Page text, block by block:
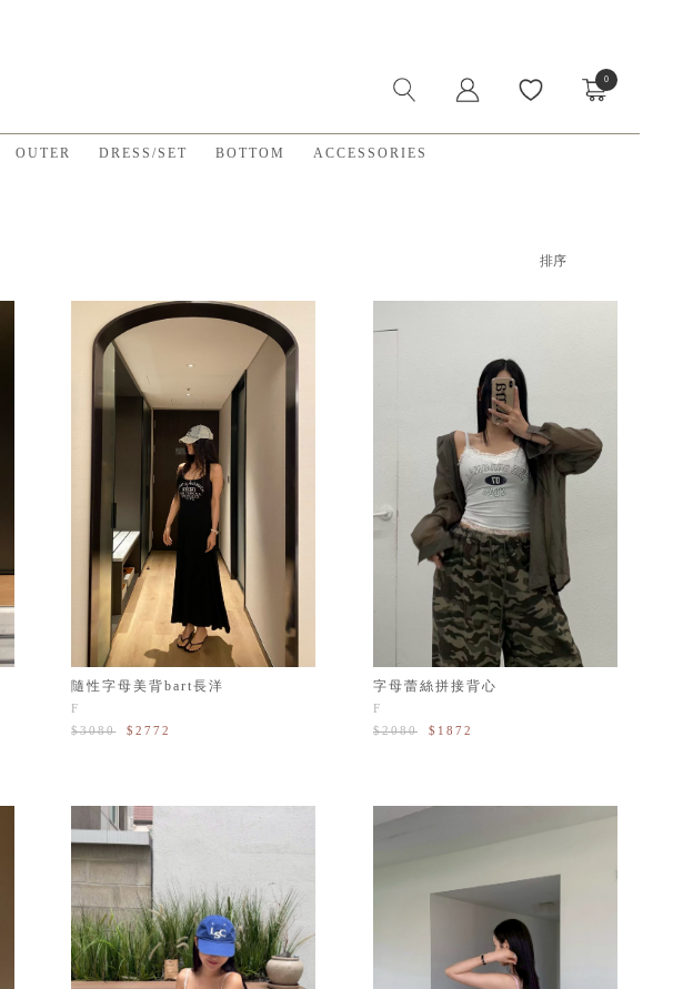
OUTER DRESS/SET BOTTOM ACCESSORIES
0
隨性字母美背bart長洋
F
$3080
$2772
字母蕾絲拼接背心
F
$2080
$1872